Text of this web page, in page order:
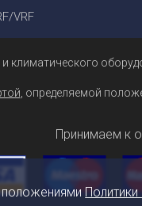
VRF
, определяемой
Принимаем к
положениями